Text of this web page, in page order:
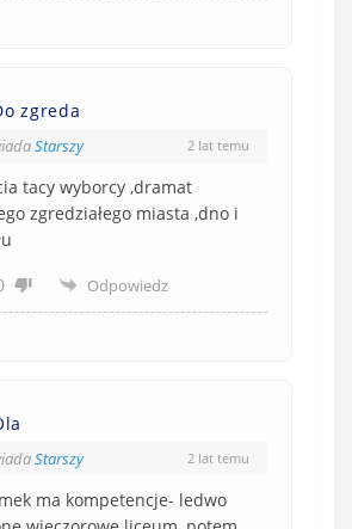
zgreda
Starszy 2 lat temu
tacy wyborcy ,dramat
zgredziałego miasta ,dno i
Odpowiedz
Starszy 2 lat temu
ma kompetencje- ledwo